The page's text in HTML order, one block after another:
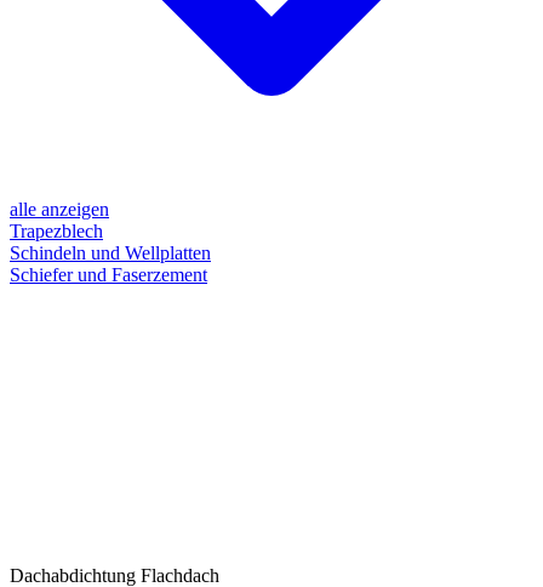
alle anzeigen
Trapezblech
Schindeln und Wellplatten
Schiefer und Faserzement
Dachabdichtung Flachdach